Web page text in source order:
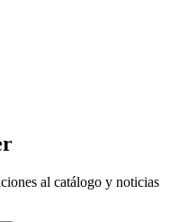
al catálogo y noticias